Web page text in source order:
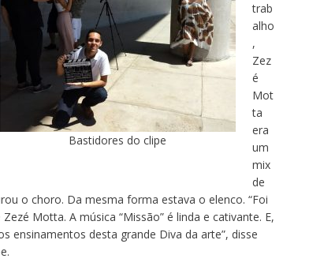
Bastidores do clipe
trab
alho
,
Zez
é
Mot
ta
era
um
mix
de
o choro. Da mesma forma estava o elenco. “Foi
Motta. A música “Missão” é linda e cativante. E,
ensinamentos desta grande Diva da arte”, disse